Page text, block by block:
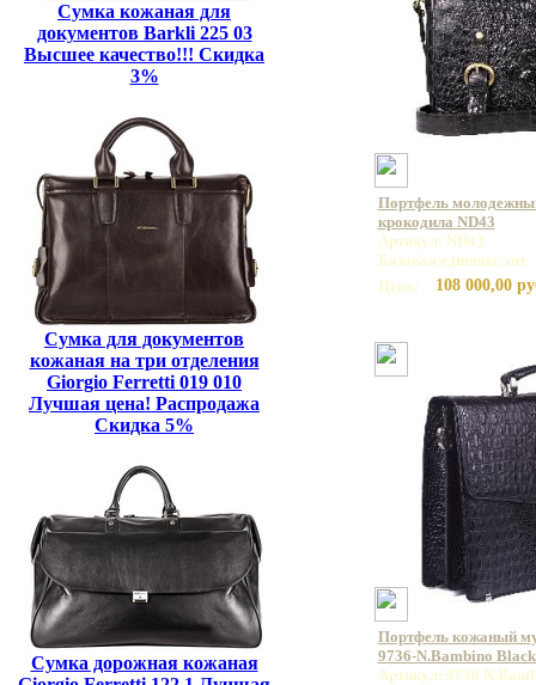
Сумка кожаная для
документов Barkli 225 03
Высшее качество!!! Скидка
3%
Сумка для документов
кожаная на три отделения
Giorgio Ferretti 019 010
Лучшая цена! Распродажа
Скидка 5%
Сумка дорожная кожаная
Портфель
крокодила ND43
Артикул: ND43
Базовая единица: шт
Цена:
108 000,00
Портфель кожаный
9736-N.Bambino
Артикул: 9736